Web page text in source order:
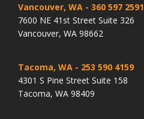
Vancouver, WA - 360 597 2591
7600 NE 41st Street Suite 326
Vancouver, WA 98662
Tacoma, WA - 253 590 4159
4301 S Pine Street Suite 158
Tacoma, WA 98409